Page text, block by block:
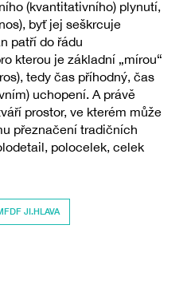
(kvantitativního) plynutí,
byť jej seškrcuje
patří do řádu
kterou je základní „mírou“
tedy čas příhodný, čas
uchopení. A právě
prostor, ve kterém může
přeznačení tradičních
polocelek, celek
JI.HLAVA